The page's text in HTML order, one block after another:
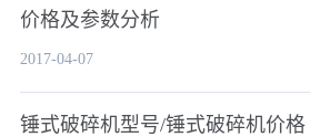
价格及参数分析
2017-04-07
锤式破碎机型号/锤式破碎机价格